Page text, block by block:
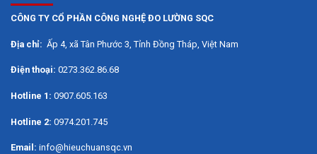
CÔNG TY CỔ PHẦN CÔNG NGHỆ ĐO LƯỜNG SQC
Địa chỉ: Ấp 4, xã Tân Phước 3, Tỉnh Đồng Tháp, Việt Nam
Điện thoại: 0273.362.86.68
Hotline 1: 0907.605.163
Hotline 2: 0974.201.745
Email: info@hieuchuansqc.vn